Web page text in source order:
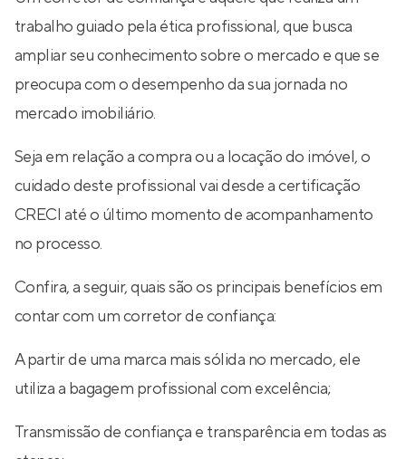
trabalho guiado pela ética profissional, que busca
ampliar seu conhecimento sobre o mercado e que se
preocupa com o desempenho da sua jornada no
mercado imobiliário.
Seja em relação a compra ou a locação do imóvel, o
cuidado deste profissional vai desde a certificação
CRECI até o último momento de acompanhamento
no processo.
Confira, a seguir, quais são os principais benefícios em
contar com um corretor de confiança:
A partir de uma marca mais sólida no mercado, ele
utiliza a bagagem profissional com excelência;
Transmissão de confiança e transparência em todas as